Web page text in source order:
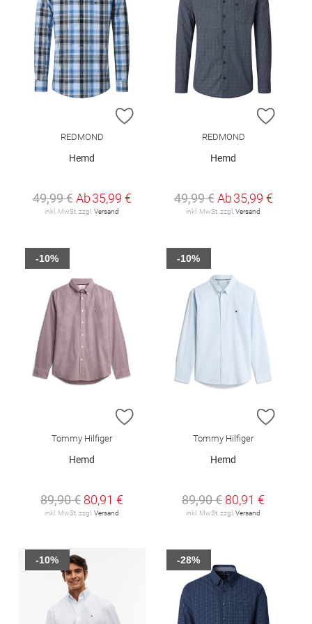
ZUR WUNSCHLISTE HINZUFÜGEN
REDMOND
Hemd
49,99 € Ab35,99 €
inkl. MwSt. zzgl. Versand
ZUR
REDMOND
Hemd
49,99 € Ab35,99 €
inkl. MwSt. zzgl. Versand
ZUR WUNSCHLISTE HINZUFÜGEN
Tommy Hilfiger
Hemd
89,90 € 80,91 €
inkl. MwSt. zzgl. Versand
-10%
ZUR
Tommy Hilfiger
Hemd
89,90 € 80,91 €
inkl. MwSt. zzgl. Versand
-10%
-10% -28%